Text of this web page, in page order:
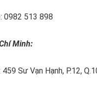
0982 513 898
Chí Minh:
Sư Vạn Hạnh, P.12,